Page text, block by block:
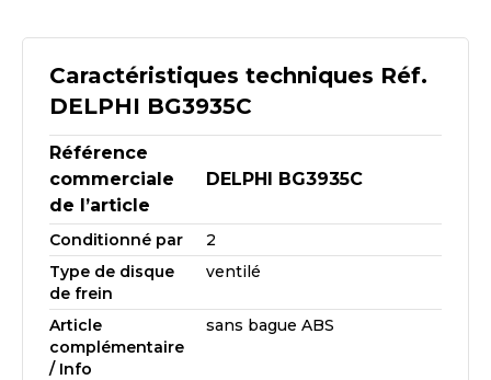
Caractéristiques techniques Réf.
DELPHI BG3935C
Référence
commerciale
de l’article
DELPHI BG3935C
Conditionné par
2
Type de disque
de frein
ventilé
Article
complémentaire
/ Info
sans bague ABS